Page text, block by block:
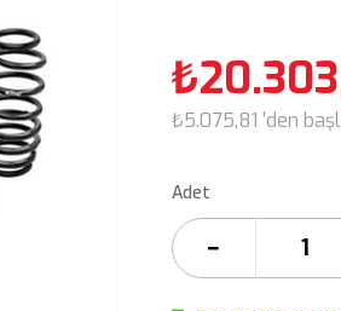
₺5.075,81 'den
Adet